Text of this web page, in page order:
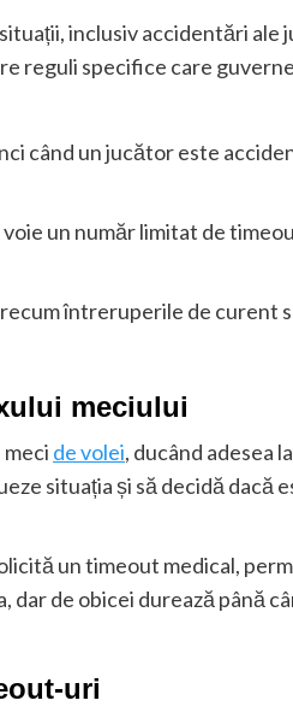
inclusiv accidentări ale
reguli specifice care
când un jucător este
un număr limitat de
întreruperile de curent
meciului
de volei, ducând adesea
situația și să decidă dacă
un timeout medical,
de obicei durează până
uri